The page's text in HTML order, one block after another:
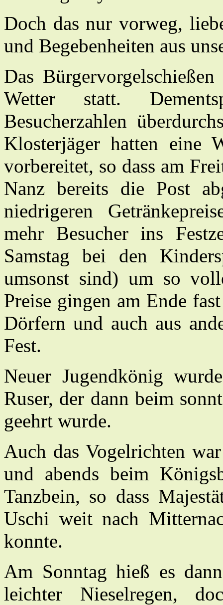
Doch das nur vorweg,
und Begebenheiten aus
Das
Wetter statt.
Besucherzahlen
Klosterjäger hatten eine
vorbereitet, so dass am
Nanz bereits die Post
niedrigeren
mehr Besucher ins
Samstag bei den
umsonst sind) um so
Preise gingen am Ende
Dörfern und auch aus
Fest.
Neuer Jugendkönig
Ruser, der dann beim
geehrt wurde.
Auch das Vogelrichten
und abends beim
Tanzbein, so dass
Uschi weit nach
konnte.
Am Sonntag hieß es
leichter Nieselregen,